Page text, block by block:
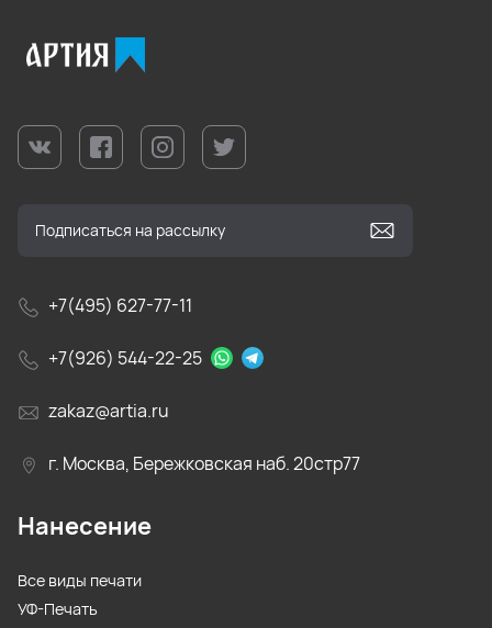
+7(495) 627-77-11
+7(926) 544-22-25
zakaz@artia.ru
г. Москва, Бережковская наб. 20стр77
Нанесение
Все виды печати
УФ-Печать